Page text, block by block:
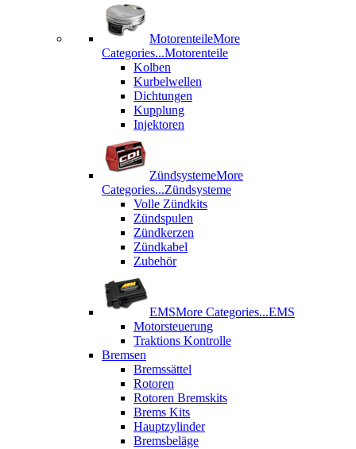
MotorenteileMore
Categories...Motorenteile
Kolben
Kurbelwellen
Dichtungen
Kupplung
Injektoren
ZündsystemeMore
Categories...Zündsysteme
Volle Zündkits
Zündspulen
Zündkerzen
Zündkabel
Zubehör
EMSMore Categories...EMS
Motorsteuerung
Traktions Kontrolle
Bremsen
Bremssättel
Rotoren
Rotoren Bremskits
Brems Kits
Hauptzylinder
Bremsbeläge